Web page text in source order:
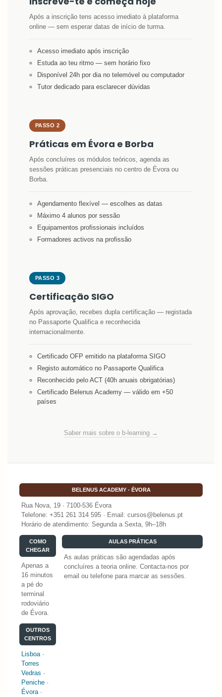
Após a inscrição tens acesso imediato à plataforma
online — sem esperar datas de início de turma.
Acesso imediato após inscrição
Estuda ao teu ritmo — sem horário fixo
Disponível 24h por dia no telemóvel ou computador
Tutor dedicado para esclarecer dúvidas
PASSO 2
Práticas em Évora e Borba
Após concluíres os módulos teóricos, agenda as
sessões práticas presenciais no centro de Évora ou
Borba.
Agendamento flexível — escolhes as datas
Máximo 4 alunos por sessão
Equipamentos profissionais incluídos
Formadores activos na profissão
PASSO 3
Certificação SIGO
Após aprovação, recebes dupla certificação — registada
no Passaporte Qualifica e reconhecida
internacionalmente.
Certificado OFP emitido na plataforma SIGO
Registo automático no Passaporte Qualifica
Reconhecido pelo ACT (40h anuais obrigatórias)
Certificado Belenus Academy — válido em +50
países
Saber mais sobre o b-learning →
BELENUS ACADEMY - ÉVORA
Rua Nova, 19 · 7100-536 Évora
Telefone: +351 261 314 595 · Email: cursos@belenus.pt
Horário de atendimento: Segunda a Sexta, 9h–18h
COMO
CHEGAR
Apenas a
16 minutos
a pé do
terminal
rodoviário
de Évora.
AULAS PRÁTICAS
As aulas práticas são agendadas após
concluíres a teoria online. Contacta-nos por
email ou telefone para marcar as sessões.
OUTROS
CENTROS
Lisboa·
Torres
Vedras ·
Peniche ·
Évora·